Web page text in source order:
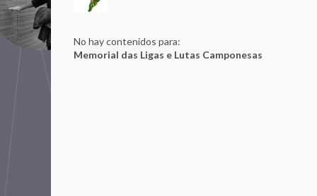
No hay contenidos para:
Memorial das Ligas e Lutas Camponesas